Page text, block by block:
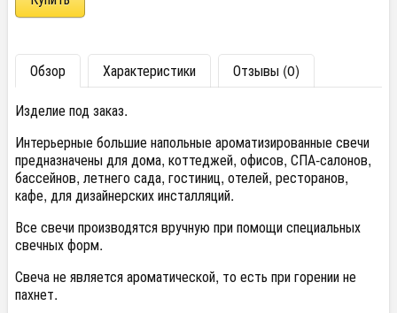
Обзор Характеристики
Отзывы (0)
Изделие под заказ.
Интерьерные большие напольные ароматизированные свечи
предназначены для дома, коттеджей, офисов, СПА-салонов,
бассейнов, летнего сада, гостиниц, отелей, ресторанов,
кафе, для дизайнерских инсталляций.
Все свечи производятся вручную при помощи специальных
свечных форм.
Свеча не является ароматической, то есть при горении не
пахнет.